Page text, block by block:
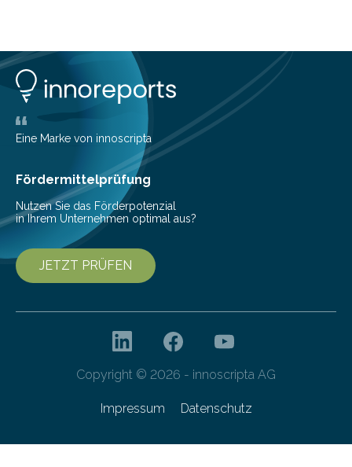
Lösungen interessieren. 1. Multibanking-Tools: Alle
Konten auf einen Blick Viele Banken bieten bereits in
ihrem Online-Banking eine Multibanking-Funktion an,
mit der sich Konten bei anderen Banken…
Eine Marke von innoscripta
Fördermittelprüfung
Nutzen Sie das Förderpotenzial
in Ihrem Unternehmen optimal aus?
JETZT PRÜFEN
Copyright © 2026 - innoscripta AG
Impressum Datenschutz